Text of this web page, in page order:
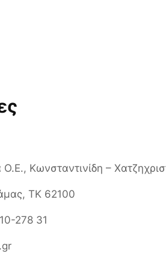
Ο.Ε., Κωνσταντινίδη –
ΤΚ 62100
278 31